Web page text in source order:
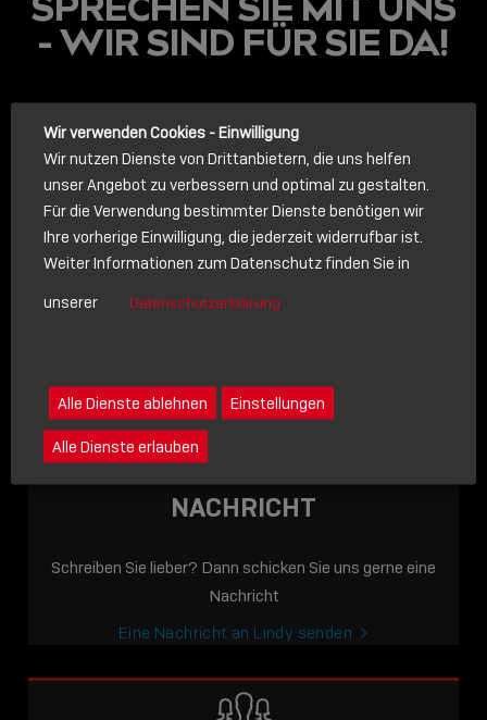
LINDY ACADEMY
JETZT ONLINE
VERFÜGBAR: DIE
LINDY ACADEMY –
WISSEN, DAS
VERBINDET!
- WIR SIND FÜR SIE DA!
ANRUF
NACHRICHT
Schreiben Sie lieber? Dann schicken Sie uns gerne eine
Nachricht
Eine Nachricht an Lindy senden
Wir verwenden Cookies - Einwilligung
Wir nutzen Dienste von Drittanbietern, die uns helfen
unser Angebot zu verbessern und optimal zu gestalten.
Für die Verwendung bestimmter Dienste benötigen wir
Ihre vorherige Einwilligung, die jederzeit widerrufbar ist.
Weiter Informationen zum Datenschutz finden Sie in
unserer
Datenschutzerklärung
Alle Dienste ablehnen Einstellungen
Alle Dienste erlauben